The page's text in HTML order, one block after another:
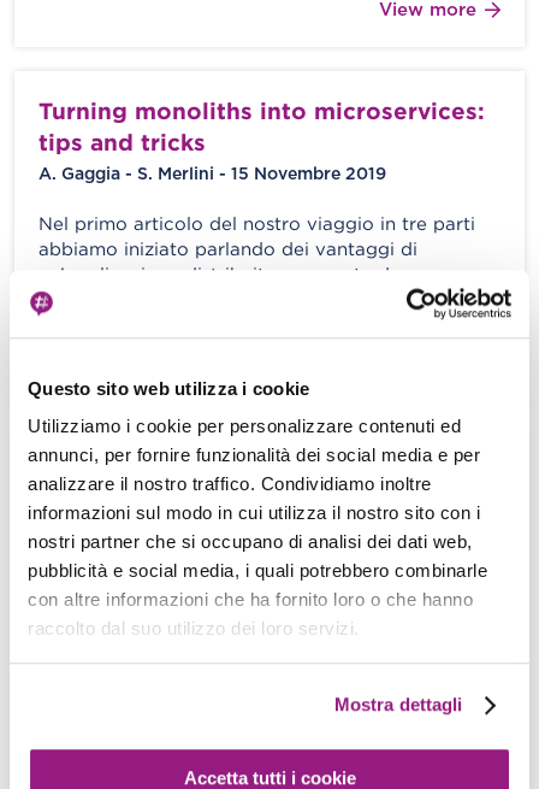
Questo sito web utilizza i cookie
Utilizziamo i cookie per personalizzare contenuti ed
annunci, per fornire funzionalità dei social media e per
analizzare il nostro traffico. Condividiamo inoltre
informazioni sul modo in cui utilizza il nostro sito con i
nostri partner che si occupano di analisi dei dati web,
pubblicità e social media, i quali potrebbero combinarle
con altre informazioni che ha fornito loro o che hanno
raccolto dal suo utilizzo dei loro servizi.
Mostra dettagli
Accetta tutti i cookie
View more
Turning monoliths into microservices:
tips and tricks
A. Gaggia - S. Merlini - 15 Novembre 2019
Nel primo articolo del nostro viaggio in tre parti
abbiamo iniziato parlando dei vantaggi di
un’applicazione distribuita composta da
microservizi […]
Scomporre un’applicazione Monolitica
like a pro: la nostra guida ad una
transizione (quasi) senza sforzo.
A. Gaggia - S. Merlini - 31 Ottobre 2019
INTRODUZIONE Man mano che le applicazioni
aggiungendo nuove funzionalità, definendo